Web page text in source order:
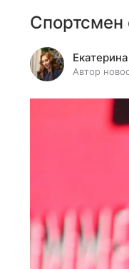
Спортсмен
Автор